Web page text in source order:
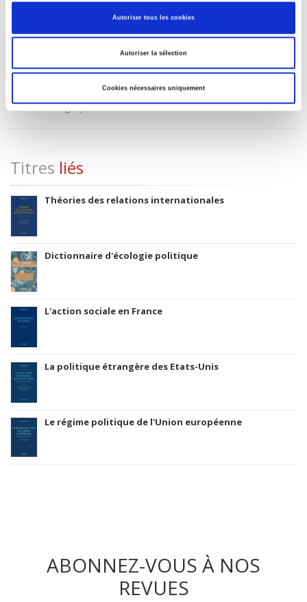
Autoriser tous les cookies
Autoriser la sélection
Cookies nécessaires uniquement
Date de première publication du titre
1980
Monographie
Index, Bibliographie
Titres liés
Théories des relations internationales
Dictionnaire d'écologie politique
L'action sociale en France
La politique étrangère des Etats-Unis
Le régime politique de l'Union européenne
ABONNEZ-VOUS À NOS
REVUES